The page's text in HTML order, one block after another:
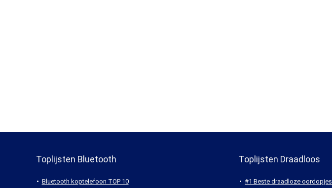
Toplijsten Bluetooth
Bluetooth koptelefoon TOP 10
Toplijsten Draadloos
#1 Beste draadloze oordopjes